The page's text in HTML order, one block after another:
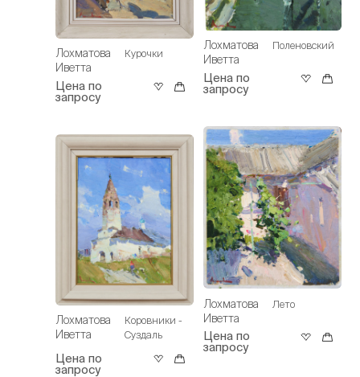
Лохматова
Иветта
Курочки
Цена по
запросу
Лохматова
Иветта
Коровники -
Суздаль
Цена по
запросу
Лохматова
Иветта
Поленовский
Цена по
запросу
Лохматова
Иветта
Лето
Цена по
запросу